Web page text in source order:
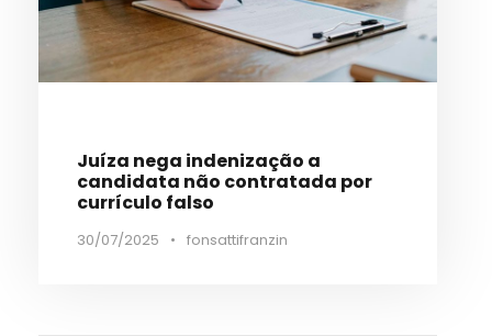
Juíza nega indenização a
candidata não contratada por
currículo falso
30/07/2025 • fonsattifranzin